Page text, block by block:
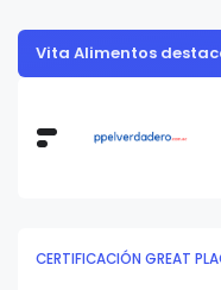
CERTIFICACIÓN GREAT